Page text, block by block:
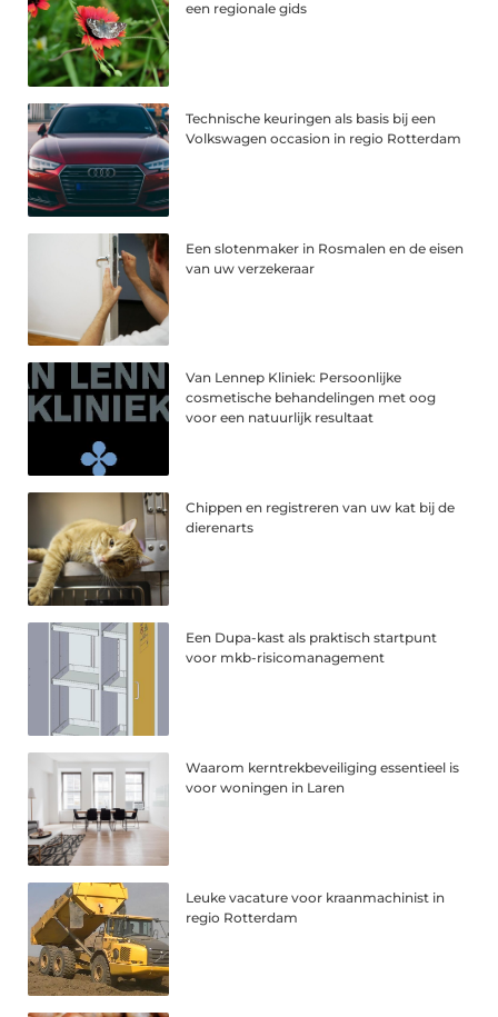
een regionale gids
Technische keuringen als basis bij een
Volkswagen occasion in regio Rotterdam
Een slotenmaker in Rosmalen en de eisen
van uw verzekeraar
Van Lennep Kliniek: Persoonlijke
cosmetische behandelingen met oog
voor een natuurlijk resultaat
Chippen en registreren van uw kat bij de
dierenarts
Een Dupa-kast als praktisch startpunt
voor mkb-risicomanagement
Waarom kerntrekbeveiliging essentieel is
voor woningen in Laren
Leuke vacature voor kraanmachinist in
regio Rotterdam